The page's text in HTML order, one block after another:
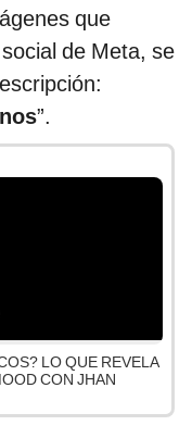
que
de Meta, se
”.
LO QUE REVELA
CON JHAN